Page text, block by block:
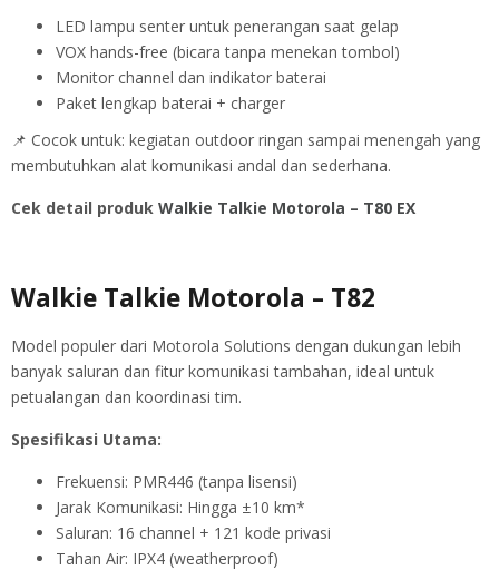
LED lampu senter untuk penerangan saat gelap
VOX hands-free (bicara tanpa menekan tombol)
Monitor channel dan indikator baterai
Paket lengkap baterai + charger
📌 Cocok untuk: kegiatan outdoor ringan sampai menengah yang
membutuhkan alat komunikasi andal dan sederhana.
Cek detail produk Walkie Talkie Motorola – T80 EX
Walkie Talkie Motorola – T82
Model populer dari Motorola Solutions dengan dukungan lebih
banyak saluran dan fitur komunikasi tambahan, ideal untuk
petualangan dan koordinasi tim.
Spesifikasi Utama:
Frekuensi: PMR446 (tanpa lisensi)
Jarak Komunikasi: Hingga ±10 km*
Saluran: 16 channel + 121 kode privasi
Tahan Air: IPX4 (weatherproof)